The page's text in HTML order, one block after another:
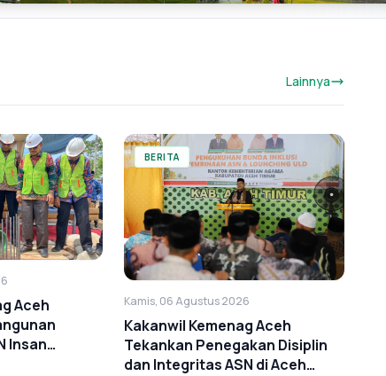
Lainnya
Aceh
Insan
BERITA
Kamis, 06 Agustus 2026
Kakanwil Kemenag Aceh
Tekankan Penegakan Disiplin
dan Integritas ASN di Aceh